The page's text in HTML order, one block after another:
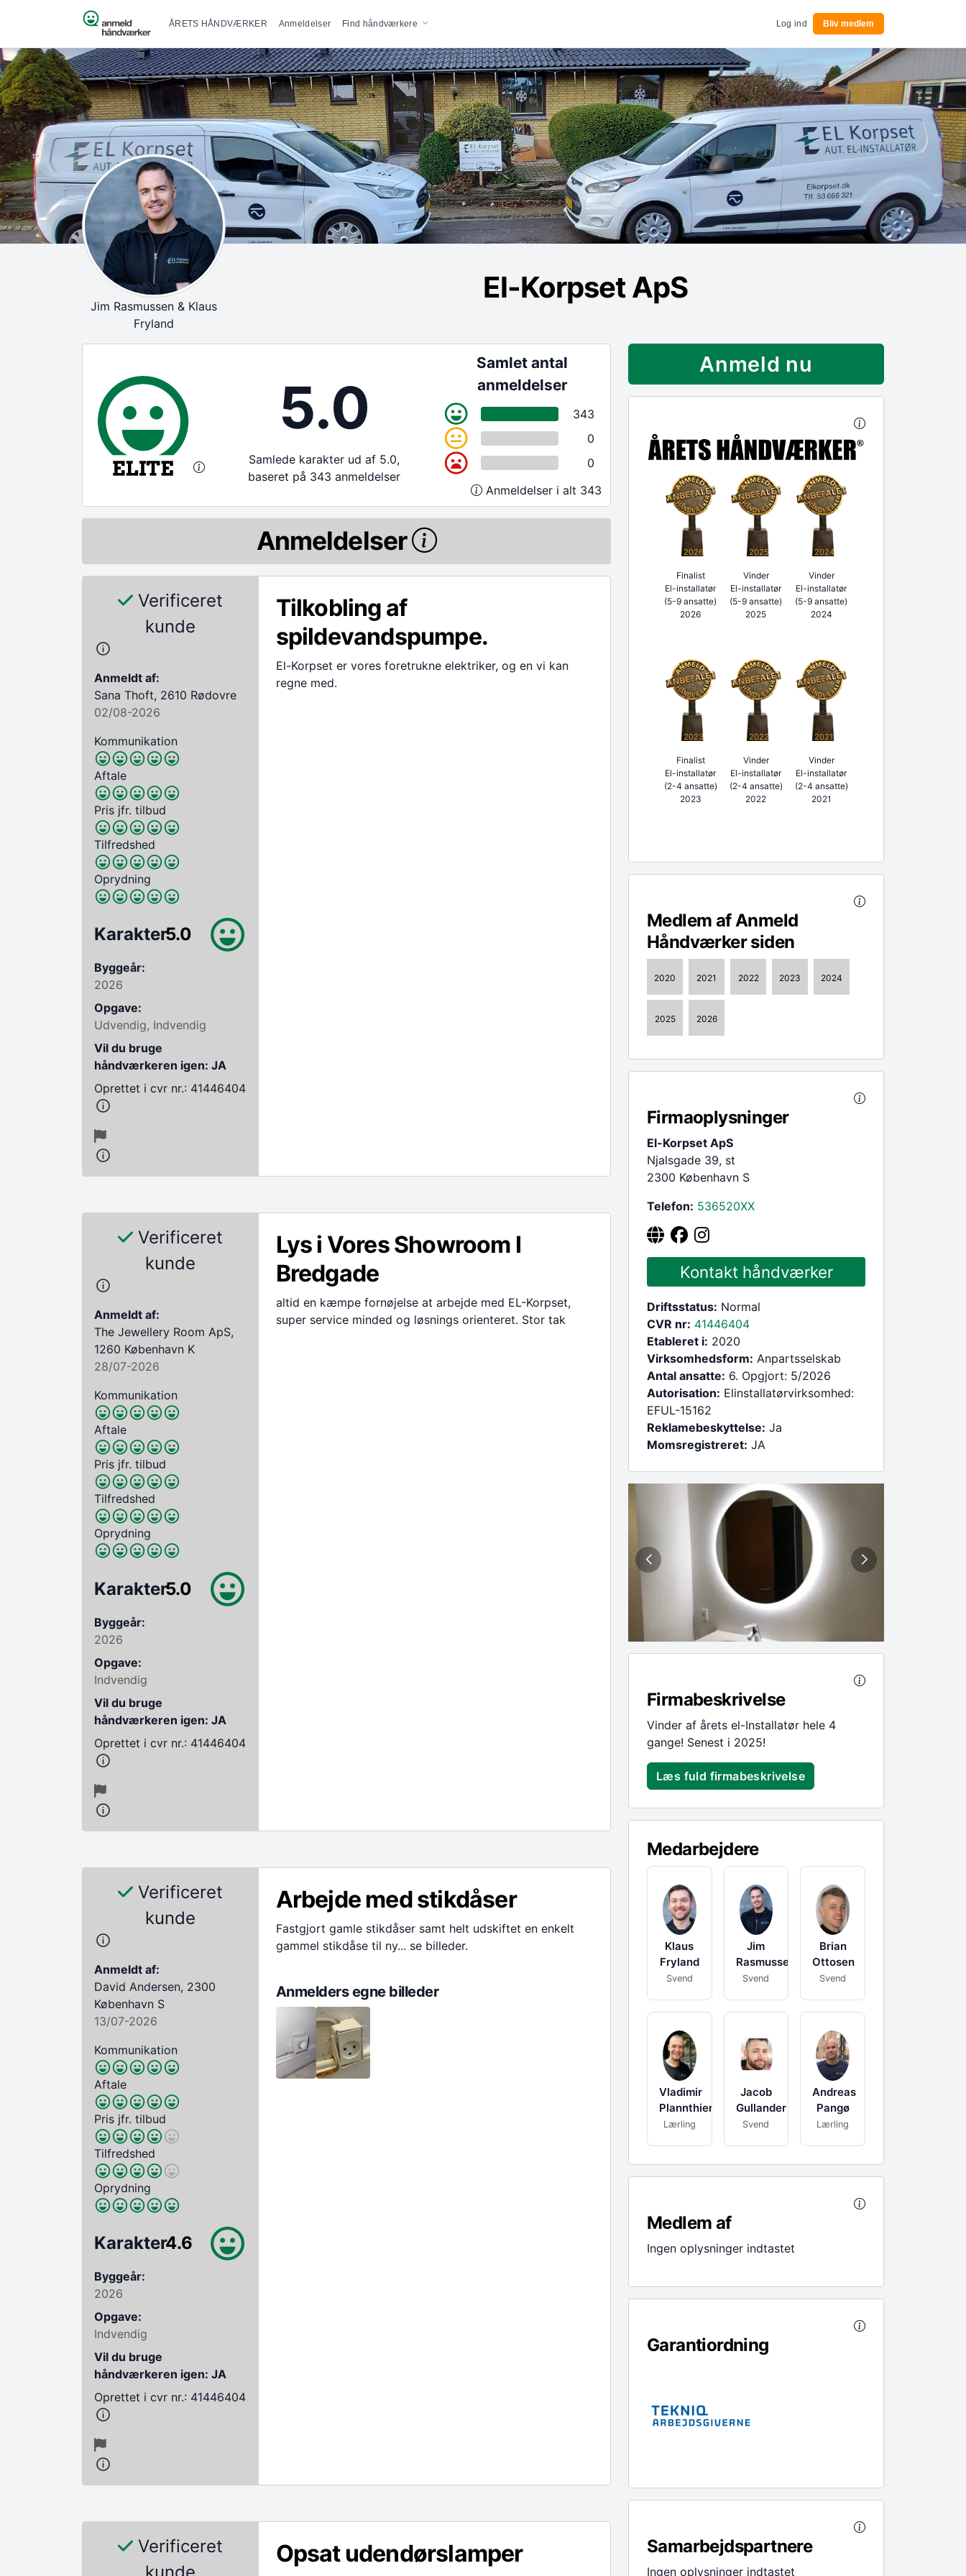
Spring til indhold Primær navigation
ÅRETS HÅNDVÆRKER Anmeldelser Find håndværkere Log ind Bliv medlem
Jim Rasmussen & Klaus
Fryland
El-Korpset ApS
5.0
Samlede karakter ud af 5.0,
baseret på 343 anmeldelser
Samlet antal
anmeldelser
343
0
0
Anmeldelser i alt 343
Anmeldelser
Verificeret
kunde
Anmeldt af:
Sana Thoft, 2610 Rødovre
02/08-2026
Kommunikation
Aftale
Pris jfr. tilbud
Tilfredshed
Oprydning
Karakter5.0
Byggeår:
2026
Opgave:
Udvendig, Indvendig
Vil du bruge
håndværkeren igen: JA
Oprettet i cvr nr.: 41446404
Tilkobling af
spildevandspumpe.
El-Korpset er vores foretrukne elektriker, og en vi kan
regne med.
Verificeret
kunde
Anmeldt af:
The Jewellery Room ApS,
1260 København K
28/07-2026
Kommunikation
Aftale
Pris jfr. tilbud
Tilfredshed
Oprydning
Karakter5.0
Byggeår:
2026
Opgave:
Indvendig
Vil du bruge
håndværkeren igen: JA
Oprettet i cvr nr.: 41446404
Lys i Vores Showroom I
Bredgade
altid en kæmpe fornøjelse at arbejde med EL-Korpset,
super service minded og løsnings orienteret. Stor tak
Verificeret
kunde
Anmeldt af:
David Andersen, 2300
København S
13/07-2026
Kommunikation
Aftale
Pris jfr. tilbud
Tilfredshed
Oprydning
Karakter4.6
Byggeår:
2026
Opgave:
Indvendig
Vil du bruge
håndværkeren igen: JA
Oprettet i cvr nr.: 41446404
Arbejde med stikdåser
Fastgjort gamle stikdåser samt helt udskiftet en enkelt
gammel stikdåse til ny... se billeder.
Anmelders egne billeder
Verificeret
Opsat udendørslamper
Anmeld nu
2026
Finalist
El-installatør
(5-9 ansatte)
2026
2025
Vinder
El-installatør
(5-9 ansatte)
2025
2024
Vinder
El-installatør
(5-9 ansatte)
2024
2023
Finalist
El-installatør
(2-4 ansatte)
2023
2022
Vinder
El-installatør
(2-4 ansatte)
2022
2021
Vinder
El-installatør
(2-4 ansatte)
2021
Medlem af Anmeld
Håndværker siden
2020 2021 2022 2023 2024
2025 2026
Firmaoplysninger
El-Korpset ApS
Njalsgade 39, st
2300 København S
Telefon: 536520XX
Kontakt håndværker
Driftsstatus: Normal
CVR nr: 41446404
Etableret i: 2020
Virksomhedsform: Anpartsselskab
Antal ansatte: 6. Opgjort: 5/2026
Autorisation: Elinstallatørvirksomhed:
EFUL-15162
Reklamebeskyttelse: Ja
Momsregistreret: JA
Firmabeskrivelse
Vinder af årets el-Installatør hele 4
gange! Senest i 2025!
Læs fuld firmabeskrivelse
Medarbejdere
Klaus
Fryland
Svend
Jim
Rasmussen
Svend
Brian
Ottosen
Svend
Vladimir
Plannthien
Lærling
Jacob
Gullander
Svend
Andreas
Pangø
Lærling
Medlem af
Ingen oplysninger indtastet
Garantiordning
Samarbejdspartnere
Ingen oplysninger indtastet